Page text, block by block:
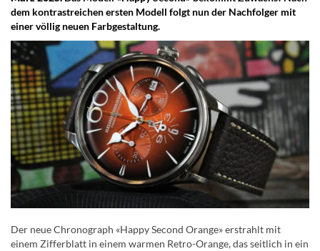
dem kontrastreichen ersten Modell folgt nun der Nachfolger mit
einer völlig neuen Farbgestaltung.
Der neue Chronograph «Happy Second Orange» erstrahlt mit
einem Zifferblatt in einem warmen Retro-Orange, das seitlich in ein